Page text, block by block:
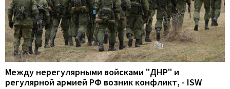
Между нерегулярными войсками "ДНР" и
регулярной армией РФ возник конфликт, - ISW